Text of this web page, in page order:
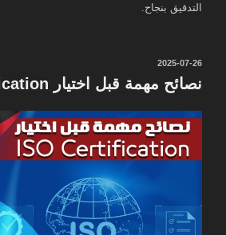
التدقيق بنجاح.
نُشر
2025-07-26
نصائح مهمة قبل اختيار ISO Certification